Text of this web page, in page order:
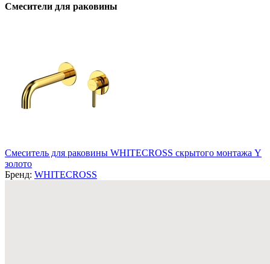
Смесители для раковины
Смеситель для раковины WHITECROSS скрытого монтажа Y
золото
Бренд: WHITECROSS